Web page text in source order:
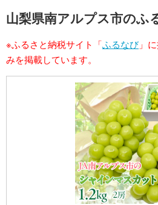
山梨県南アルプス市のふ
※ふるさと納税サイト「ふるなび」
みを掲載しています。